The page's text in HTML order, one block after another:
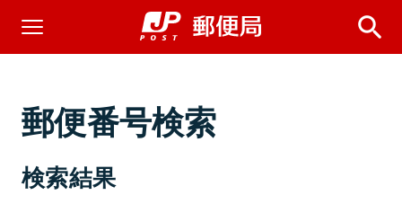
郵便番号検索
検索結果